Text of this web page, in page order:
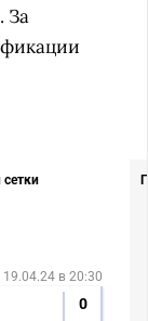
За
19.04.24 в 20:30
0